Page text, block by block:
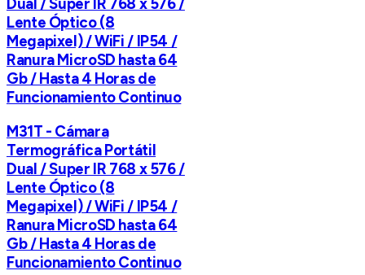
Dual / Super IR 768 x 576 /
Lente Óptico (8
Megapixel) / WiFi / IP54 /
Ranura MicroSD hasta 64
Gb / Hasta 4 Horas de
Funcionamiento Continuo
M31T - Cámara
Termográfica Portátil
Dual / Super IR 768 x 576 /
Lente Óptico (8
Megapixel) / WiFi / IP54 /
Ranura MicroSD hasta 64
Gb / Hasta 4 Horas de
Funcionamiento Continuo